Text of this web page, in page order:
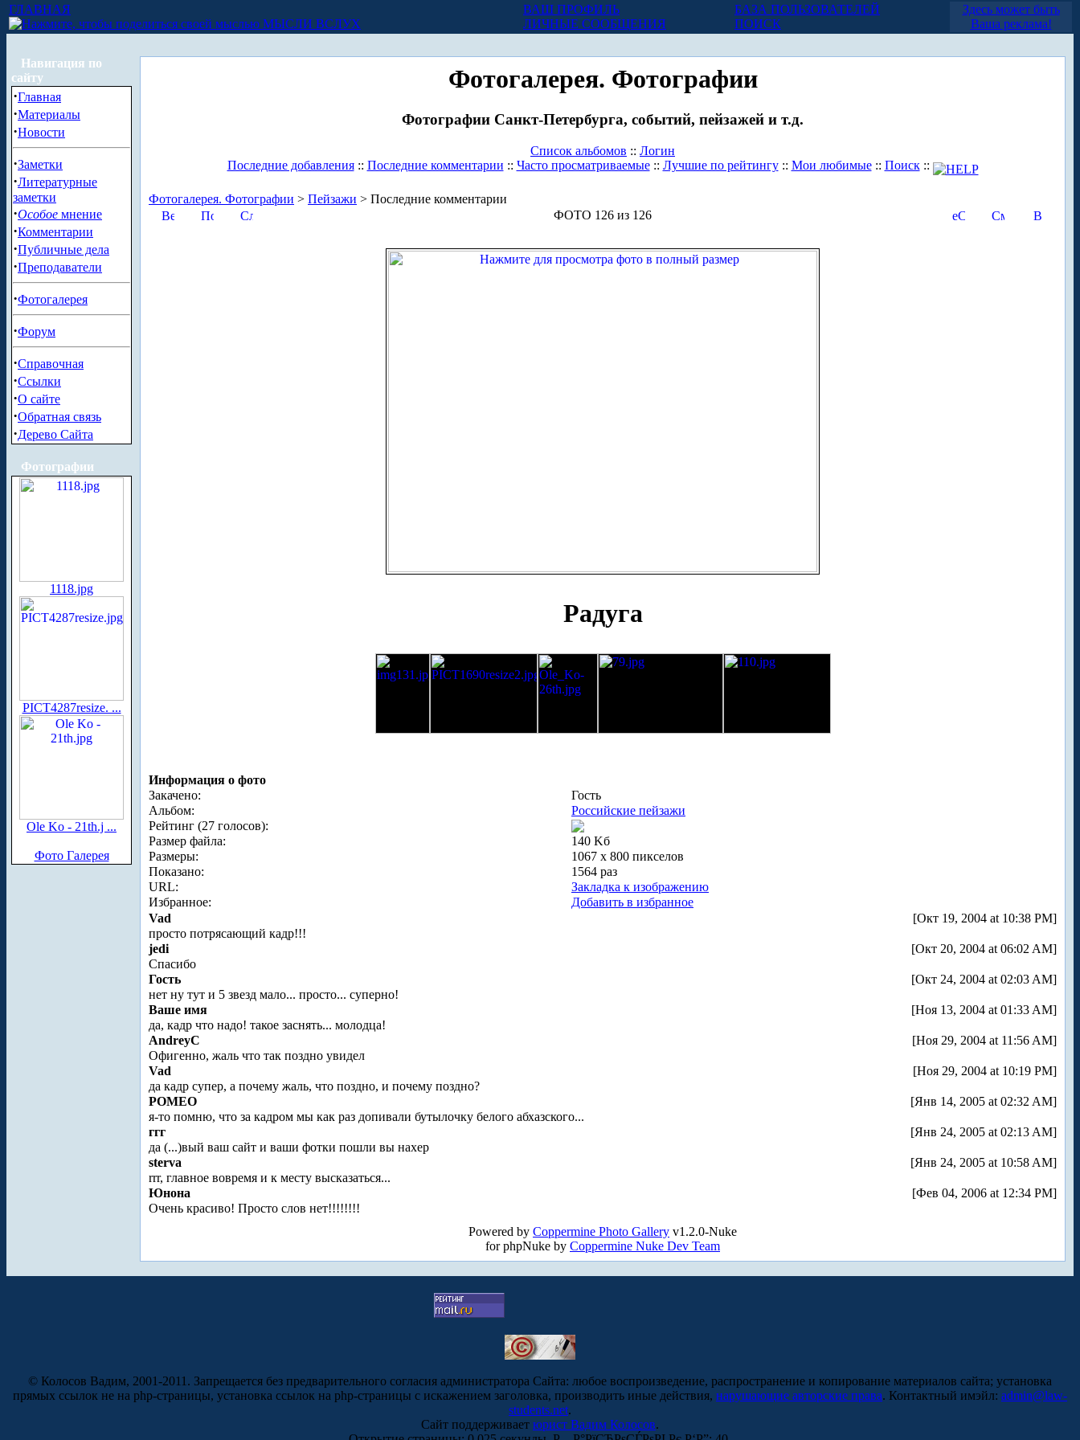
ГЛАВНАЯ
МЫСЛИ ВСЛУХ
ВАШ ПРОФИЛЬ
ЛИЧНЫЕ СООБЩЕНИЯ
БАЗА ПОЛЬЗОВАТЕЛЕЙ
ПОИСК
Здесь может быть
Ваша реклама!
Навигация по
сайту
·Главная
·Материалы
·Новости
·Заметки
·Литературные
заметки
·Особое мнение
·Комментарии
·Публичные дела
·Преподаватели
·Фотогалерея
·Форум
·Справочная
·Ссылки
·О сайте
·Обратная связь
·Дерево Сайта
Фотографии
1118.jpg
PICT4287resize. ...
Ole Ko - 21th.j ...
Фото Галерея
Фотогалерея. Фотографии
Фотографии Санкт-Петербурга, событий, пейзажей и т.д.
Список альбомов :: Логин
Последние добавления:: Последние комментарии :: Часто просматриваемые:: Лучшие по рейтингу:: Мои любимые:: Поиск::
Фотогалерея. Фотографии > Пейзажи > Последние комментарии
ФОТО 126 из 126
Радуга
Информация о фото
Закачено:
Гость
Альбом:
Российские пейзажи
Рейтинг (27 голосов):
Размер файла:
140 Kб
Размеры:
1067 x 800 пикселов
Показано:
1564 раз
URL:
Закладка к изображению
Избранное:
Добавить в избранное
Vad
[Окт 19, 2004 at 10:38 PM]
просто потрясающий кадр!!!
jedi
[Окт 20, 2004 at 06:02 AM]
Спасибо
Гость
[Окт 24, 2004 at 02:03 AM]
нет ну тут и 5 звезд мало... просто... суперно!
Ваше имя
[Ноя 13, 2004 at 01:33 AM]
да, кадр что надо! такое заснять... молодца!
AndreyC
[Ноя 29, 2004 at 11:56 AM]
Офигенно, жаль что так поздно увидел
Vad
[Ноя 29, 2004 at 10:19 PM]
да кадр супер, а почему жаль, что поздно, и почему поздно?
POMEO
[Янв 14, 2005 at 02:32 AM]
я-то помню, что за кадром мы как раз допивали бутылочку белого абхазского...
ггг
[Янв 24, 2005 at 02:13 AM]
да (...)вый ваш сайт и ваши фотки пошли вы нахер
sterva
[Янв 24, 2005 at 10:58 AM]
rrr, главное вовремя и к месту высказаться...
Юнона
[Фев 04, 2006 at 12:34 PM]
Очень красиво! Просто слов нет!!!!!!!!
Powered by Coppermine Photo Gallery v1.2.0-Nuke
for phpNuke by Coppermine Nuke Dev Team
© Колосов Вадим, 2001-2011. Запрещается без предварительного согласия администратора Сайта: любое воспроизведение, распространение и копирование материалов сайта; установка
прямых ссылок не на php-страницы, установка ссылок на php-страницы с искажением заголовка, производить иные действия, нарушающие авторские права. Контактный имэйл: admin@law-
students.net.
Сайт поддерживает юрист Вадим Колосов.